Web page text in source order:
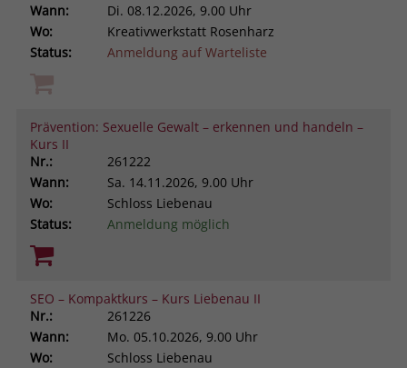
Wann:
Di. 08.12.2026, 9.00 Uhr
Wo:
Kreativwerkstatt Rosenharz
Status:
Anmeldung auf Warteliste
Prävention: Sexuelle Gewalt – erkennen und handeln –
Kurs II
Nr.:
261222
Wann:
Sa. 14.11.2026, 9.00 Uhr
Wo:
Schloss Liebenau
Status:
Anmeldung möglich
SEO – Kompaktkurs – Kurs Liebenau II
Nr.:
261226
Wann:
Mo. 05.10.2026, 9.00 Uhr
Wo:
Schloss Liebenau